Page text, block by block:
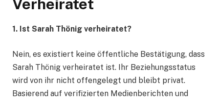
Verheiratet
1. Ist Sarah Thönig verheiratet?
Nein, es existiert keine öffentliche Bestätigung, dass
Sarah Thönig verheiratet ist. Ihr Beziehungsstatus
wird von ihr nicht offengelegt und bleibt privat.
Basierend auf verifizierten Medienberichten und